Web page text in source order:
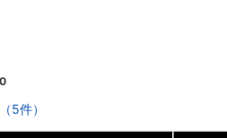
5件）